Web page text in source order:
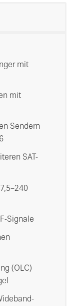
mit
mit
Sendern
SAT-
Signale
(OLC)